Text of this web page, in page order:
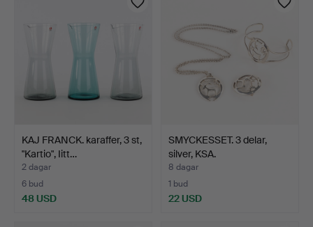
KAJ FRANCK. karaffer, 3 st,
"Kartio", Iitt…
2 dagar
6 bud
48 USD
SMYCKESSET. 3 delar,
silver, KSA.
8 dagar
1 bud
22 USD